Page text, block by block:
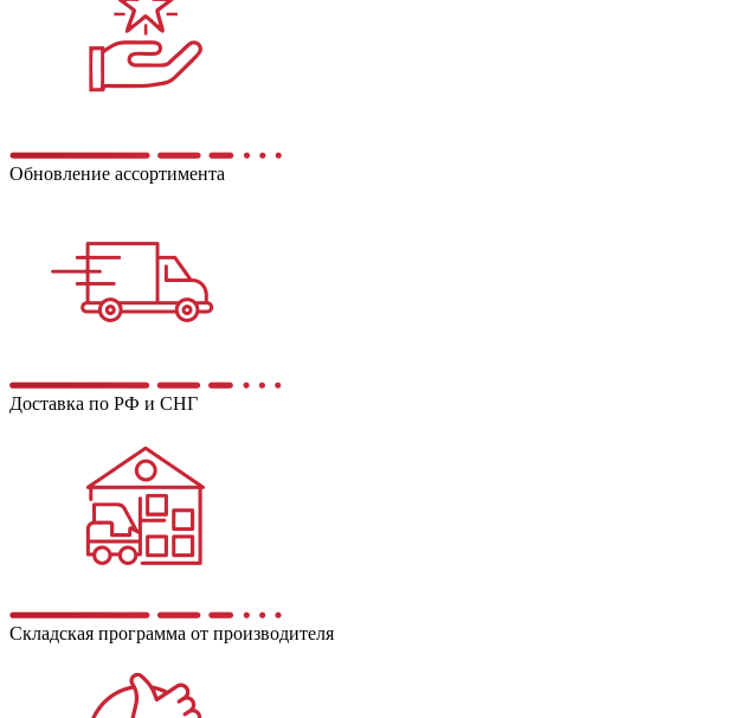
Обновление ассортимента
Доставка по РФ и СНГ
Складская программа от производителя